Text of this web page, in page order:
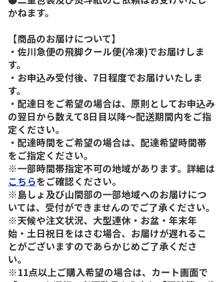
かねます。
【商品のお届けについて】
・佐川急便の飛脚クール便(冷凍)でお届けしま
す。
・お申込み受付後、7日程度でお届けいたしま
す。
・配達日をご希望の場合は、原則としてお申込み
の翌日から数えて8日目以降～配送期間内をご指
定ください。
・配達時間をご希望の場合は、配達希望時間帯
をご指定ください。
※一部時間帯指定不可の地域があります。詳細は
こちらをご確認ください。
※島しょ及び山間部の一部地域へのお届けにつ
いては、受付ができませんのでご了承ください。
※天候や注文状況、大型連休・お盆・年末年
始・土日祝日をはさむ場合、お届けが遅れるこ
とがございますのであらかじめご了承くださ
い。
※11点以上ご購入希望の場合は、カート画面で